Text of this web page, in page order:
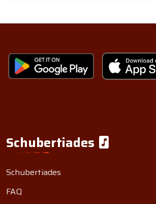
Schubertiades
Schubertiades
FAQ